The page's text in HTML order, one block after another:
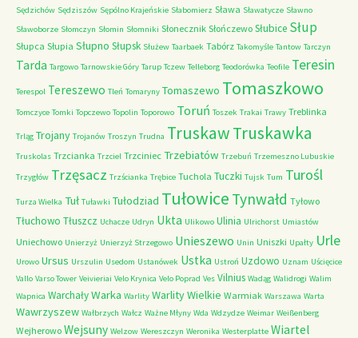
Sędzichów Sędziszów Sępólno Krajeńskie Słabomierz Sława Sławatycze Sławno
Sławoborze Słomczyn Słomin Słomniki Słonecznik Słończewo Słubice Słup
Słupca Słupia Słupno Słupsk Służew Taarbaek Tabórz Takomyśle Tantow Tarczyn
Tarda Targowo Tarnowskie Góry Tarup Tczew Telleborg Teodorówka Teofile Teresin
Terespol Tereszewo Tleń Tomaryny Tomaszewo Tomaszkowo
Tomczyce Tomki Topczewo Topolin Toporowo Toruń Toszek Trakai Trawy Treblinka
Trląg Trojany Trojanów Troszyn Trudna TruskawTruskawka
Truskolas Trzcianka Trzciel Trzciniec Trzebiatów Trzebuń Trzemeszno Lubuskie
Trzygłów Trzęsacz Trzścianka Trębice Tuchola Tuczki Tujsk Tum Turośl
Turza Wielka Tuł Tuławki Tułodziad Tułowice Tynwałd Tyłowo
Tłuchowo Tłuszcz Uchacze Udryn Ukta Ulikowo Ulinia Ulrichorst Umiastów
Uniechowo Unierzyż Unierzyż Strzegowo Unieszewo Unin Uniszki Upałty Urle
Urowo Ursus Urszulin Usedom Ustanówek Ustka Ustroń Uzdowo Uznam Uścięcice
Vallo Varso Tower Veivieriai Velo Krynica Velo Poprad Ves Vilnius Wadąg Walidrogi Walim
Wapnica WarchałyWarka Warlity Warlity Wielkie Warmiak Warszawa Warta
Wawrzyszew Wałbrzych Wałcz Ważne Młyny Wda Wdzydze Weimar Weißenberg
Wejherowo Wejsuny Welzow Wereszczyn Weronika Westerplatte Wiartel